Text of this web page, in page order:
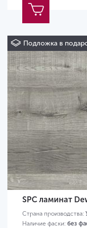
Подложка в
SPC ламинат
Страна производства:
Наличие фаски: без